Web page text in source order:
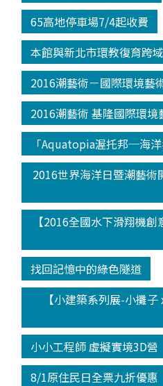
65高地停車場7/4起收費
本館與新北市環教復育跨
2016潮藝術－國際環境藝
2016潮藝術 基隆國際環境
「Aquatopia渥托邦─海洋
2016世界海洋日暨潮藝術
【2016全國水下滑翔機
找回記憶中的綠色隧道
【小建築系列展-小攤
小小工程師 虛擬實境3D營
8/1原住民日全票九折優惠